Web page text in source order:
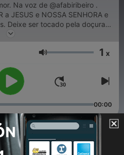
Na voz de @afabiribeiro .
JESUS e NOSSA SENHORA e
Deixe ser tocado pela doçura
Instagram
Volumen 1 x
00:00